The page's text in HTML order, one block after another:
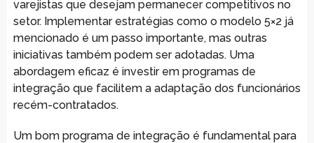
varejistas que desejam permanecer competitivos no
setor. Implementar estratégias como o modelo 5×2 já
mencionado é um passo importante, mas outras
iniciativas também podem ser adotadas. Uma
abordagem eficaz é investir em programas de
integração que facilitem a adaptação dos funcionários
recém-contratados.
Um bom programa de integração é fundamental para